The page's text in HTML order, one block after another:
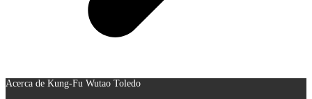
Acerca de Kung-Fu Wutao Toledo